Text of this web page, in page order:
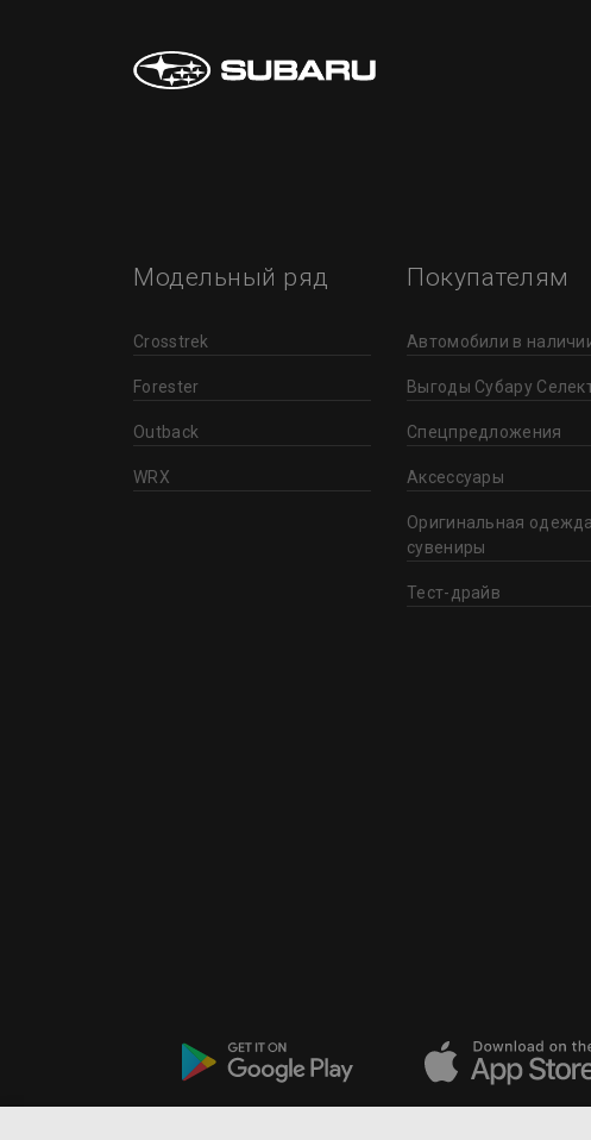
Модельный ряд
Crosstrek
Forester
Outback
WRX
Покупателям
Автомобили в
Выгоды Субару
Спецпредложения
Аксессуары
Оригинальная
сувениры
Тест-драйв